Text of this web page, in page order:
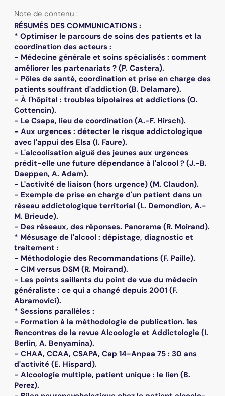
Note de contenu :
RÉSUMÉS DES COMMUNICATIONS :
* Optimiser le parcours de soins des patients et la
coordination des acteurs :
- Médecine générale et soins spécialisés : comment
améliorer les partenariats ? (P. Castera).
- Pôles de santé, coordination et prise en charge des
patients souffrant d'addiction (B. Delamare).
- À l'hôpital : troubles bipolaires et addictions (O.
Cottencin).
- Le Csapa, lieu de coordination (A.-F. Hirsch).
- Aux urgences : détecter le risque addictologique
avec l'appui des Elsa (I. Faure).
- L'alcoolisation aiguë des jeunes aux urgences
prédit-elle une future dépendance à l'alcool ? (J.-B.
Daeppen, A. Adam).
- L'activité de liaison (hors urgence) (M. Claudon).
- Exemple de prise en charge d'un patient dans un
réseau addictologique territorial (L. Demondion, A.-
M. Brieude).
- Des réseaux, des réponses. Panorama (R. Moirand).
* Mésusage de l'alcool : dépistage, diagnostic et
traitement :
- Méthodologie des Recommandations (F. Paille).
- CIM versus DSM (R. Moirand).
- Les points saillants du point de vue du médecin
généraliste : ce qui a changé depuis 2001 (F.
Abramovici).
* Sessions parallèles :
- Formation à la méthodologie de publication. 1es
Rencontres de la revue Alcoologie et Addictologie (I.
Berlin, A. Benyamina).
- CHAA, CCAA, CSAPA, Cap 14-Anpaa 75 : 30 ans
d'activité (E. Hispard).
- Alcoologie multiple, patient unique : le lien (B.
Perez).